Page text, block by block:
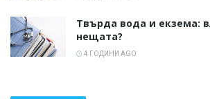
Твърда вода и екзема:
нещата?
4 ГОДИНИ AGO